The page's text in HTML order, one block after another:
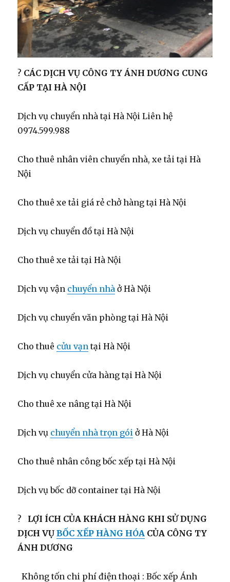
? CÁC DỊCH VỤ CÔNG TY ÁNH DƯƠNG CUNG
CẤP TẠI HÀ NỘI
Dịch vụ chuyển nhà tại Hà Nội Liên hệ
0974.599.988
Cho thuê nhân viên chuyển nhà, xe tải tại Hà
Nội
Cho thuê xe tải giá rẻ chở hàng tại Hà Nội
Dịch vụ chuyển đồ tại Hà Nội
Cho thuê xe tải tại Hà Nội
Dịch vụ vận chuyển nhà ở Hà Nội
Dịch vụ chuyển văn phòng tại Hà Nội
Cho thuê cửu vạn tại Hà Nội
Dịch vụ chuyển cửa hàng tại Hà Nội
Cho thuê xe nâng tại Hà Nội
Dịch vụ chuyển nhà trọn gói ở Hà Nội
Cho thuê nhân công bốc xếp tại Hà Nội
Dịch vụ bốc dỡ container tại Hà Nội
?
LỢI ÍCH CỦA KHÁCH HÀNG KHI SỬ DỤNG
DỊCH VỤBỐC XẾP HÀNG HÓA CỦA CÔNG TY
ÁNH DƯƠNG
Không tốn chi phí điện thoại : Bốc xếp Ánh